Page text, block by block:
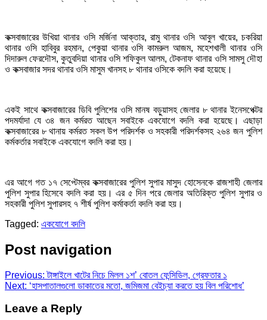
কক্সবাজারের উখিয়া থানার ওসি মর্জিনা আক্তার, রামু থানার ওসি আবুল খায়ের, চকরিয়া
থানার ওসি হাবিবুর রহমান, পেকুয়া থানার ওসি কামরুল আজম, মহেশখালী থানার ওসি
দিদারুল ফেরদৌস, কুতুবদিয়া থানার ওসি শফিকুল আলম, টেকনাফ থানার ওসি সামসু দৌহা
ও কক্সবাজার সদর থানার ওসি মাসুম খানসহ ৮ থানার ওসিকে বদলি করা হয়েছে।
একই সাথে কক্সবাজারের ডিবি পুলিশের ওসি মানষ বড়ুয়াসহ জেলার ৮ থানার ইনেসপেক্টর
পদমর্যাদা যে ৩৪ জন কর্মরত আছেন সবাইকে একযোগে বদলি করা হয়েছে। এছাড়া
কক্সবাজারের ৮ থানায় কর্মরত সকল উপ পরিদর্শক ও সহকারী পরিদর্শকসহ ২৬৪ জন পুলিশ
কর্মকর্তার সবাইকে একযোগে বদলি করা হয়।
এর আগে গত ১৭ সেপ্টেম্বর কক্সবাজারের পুলিশ সুপার মাসুদ হোসেনকে রাজশাহী জেলার
পুলিশ সুপার হিসেবে বদলি করা হয়। এর ৫ দিন পরে জেলার অতিরিক্ত পুলিশ সুপার ও
সহকারী পুলিশ সুপারসহ ৭ শীর্ষ পুলিশ কর্মাকর্তা বদলি করা হয়।
Tagged: একযোগে বদলি
Post navigation
Previous: টাঙ্গাইলে খাটের নিচে মিলল ১শ’ বোতল ফেন্সিডিল, গ্রেফতার ১
Next: ‘হাসপাতালগুলো ডাকাতের মতো, জমিজমা বেইচ্যা করতে হয় বিল পরিশোধ’
Leave a Reply